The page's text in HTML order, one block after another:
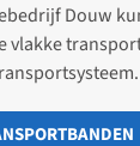
Douw
vlakke